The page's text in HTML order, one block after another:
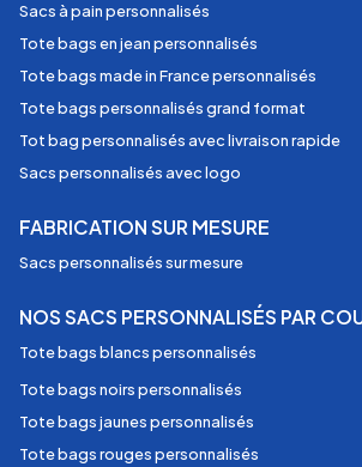
Sacs à pain personnalisés
Tote bags en jean personnalisés
Tote bags made in France personnalisés
Tote bags personnalisés grand format
Tot bag personnalisés avec livraison rapide
Sacs personnalisés avec logo
FABRICATION SUR MESURE
Sacs personnalisés sur mesure
NOS SACS PERSONNALISÉS PAR
Tote bags blancs personnalisés
Tote bags noirs personnalisés
Tote bags jaunes personnalisés
Tote bags rouges personnalisés